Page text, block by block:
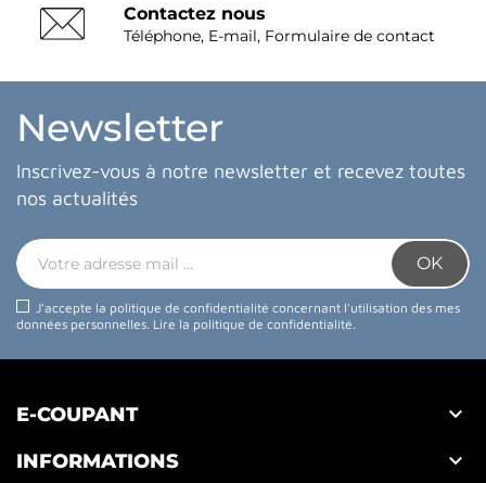
Contactez nous
Téléphone, E-mail, Formulaire de contact
Newsletter
Inscrivez-vous à notre newsletter et recevez toutes
nos actualités
J'accepte la politique de confidentialité concernant l'utilisation des mes
données personnelles. Lire la politique de confidentialité.
E-COUPANT 
INFORMATIONS 